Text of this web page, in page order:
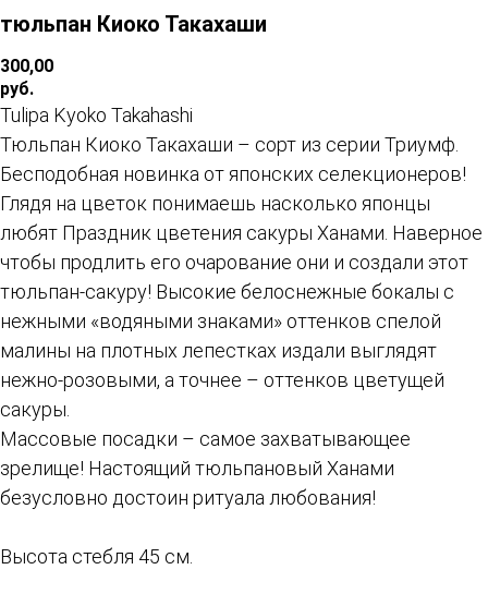
тюльпан Киоко Такахаши
300,00
руб.
Tulipa Kyoko Takahashi
Тюльпан Киоко Такахаши – сорт из серии Триумф.
Бесподобная новинка от японских селекционеров!
Глядя на цветок понимаешь насколько японцы
любят Праздник цветения сакуры Ханами. Наверное
чтобы продлить его очарование они и создали этот
тюльпан-сакуру! Высокие белоснежные бокалы с
нежными «водяными знаками» оттенков спелой
малины на плотных лепестках издали выглядят
нежно-розовыми, а точнее – оттенков цветущей
сакуры.
Массовые посадки – самое захватывающее
зрелище! Настоящий тюльпановый Ханами
безусловно достоин ритуала любования!
Высота стебля 45 см.